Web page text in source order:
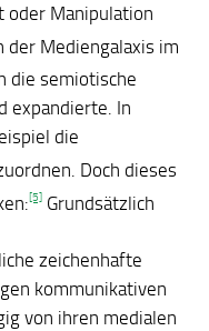
oder Manipulation
der Mediengalaxis im
die semiotische
expandierte. In
die
Doch dieses
[5] Grundsätzlich
zeichenhafte
kommunikativen
von ihren medialen